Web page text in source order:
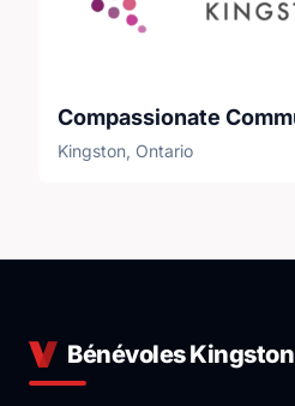
Kingston, Ontario
Bénévoles Kingston